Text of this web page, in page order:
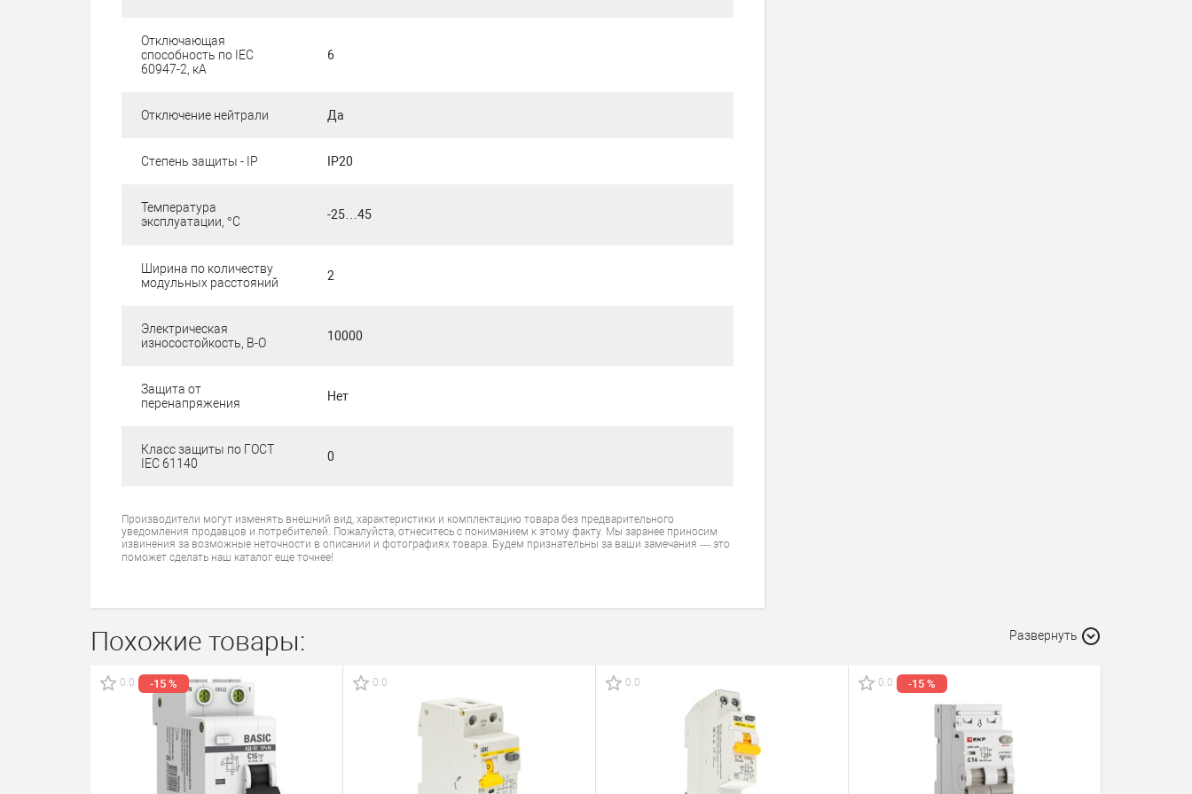
Отключающая
способность по IEC
60947-2, кА
6
Отключение нейтрали Да
Степень защиты - IP IP20
Температура
эксплуатации, °C
-25…45
Ширина по количеству
модульных расстояний
2
Электрическая
износостойкость, В-О
10000
Защита от
перенапряжения
Нет
Класс защиты по ГОСТ
IEC 61140
0
Производители могут изменять внешний вид, характеристики и комплектацию товара без предварительного
уведомления продавцов и потребителей. Пожалуйста, отнеситесь с пониманием к этому факту. Мы заранее приносим
извинения за возможные неточности в описании и фотографиях товара. Будем признательны за ваши замечания — это
поможет сделать наш каталог еще точнее!
Похожие товары: Развернуть
0.0 -15 % 0.0 0.0 0.0 -15 %